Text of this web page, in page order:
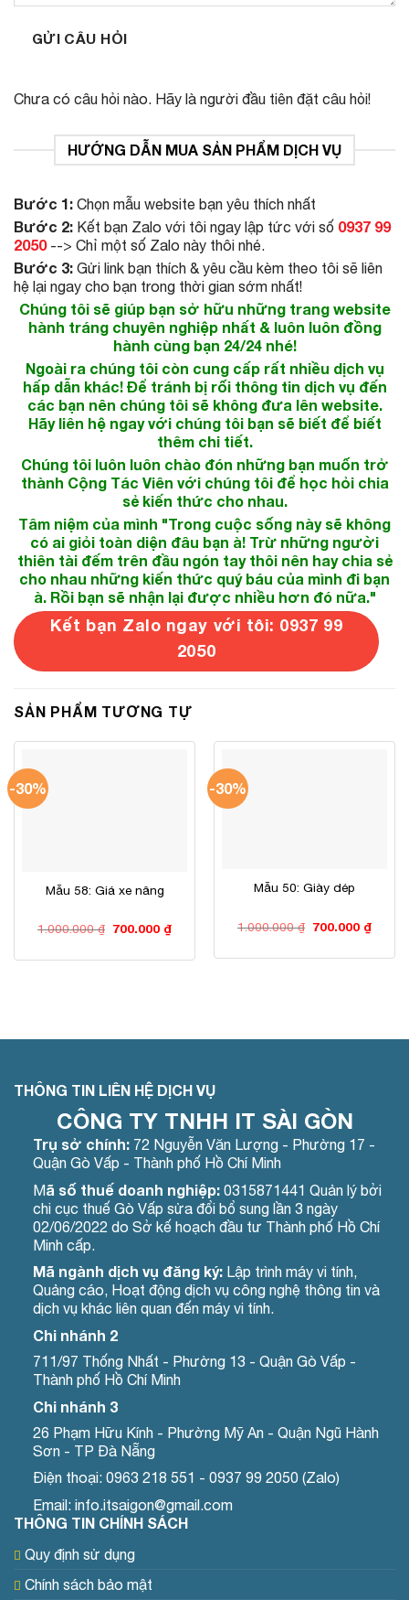
GỬI CÂU HỎI
Chưa có câu hỏi nào. Hãy là người đầu tiên đặt câu hỏi!
HƯỚNG DẪN MUA SẢN PHẨM DỊCH VỤ
Bước 1: Chọn mẫu website bạn yêu thích nhất
Bước 2: Kết bạn Zalo với tôi ngay lập tức với số 0937 99
2050--> Chỉ một số Zalo này thôi nhé.
Bước 3: Gửi link bạn thích & yêu cầu kèm theo tôi sẽ liên
hệ lại ngay cho bạn trong thời gian sớm nhất!
Chúng tôi sẽ giúp bạn sở hữu những trang website
hành tráng chuyên nghiệp nhất & luôn luôn đồng
hành cùng bạn 24/24 nhé!
Ngoài ra chúng tôi còn cung cấp rất nhiều dịch vụ
hấp dẫn khác! Để tránh bị rối thông tin dịch vụ đến
các bạn nên chúng tôi sẽ không đưa lên website.
Hãy liên hệ ngay với chúng tôi bạn sẽ biết để biết
thêm chi tiết.
Chúng tôi luôn luôn chào đón những bạn muốn trở
thành Cộng Tác Viên với chúng tôi để học hỏi chia
sẻ kiến thức cho nhau.
Tâm niệm của mình "Trong cuộc sống này sẽ không
có ai giỏi toàn diện đâu bạn à! Trừ những người
thiên tài đếm trên đầu ngón tay thôi nên hay chia sẻ
cho nhau những kiến thức quý báu của mình đi bạn
à. Rồi bạn sẽ nhận lại được nhiều hơn đó nữa."
Kết bạn Zalo ngay với tôi: 0937 99
2050
SẢN PHẨM TƯƠNG TỰ
-30%
Mẫu 58: Giá xe nâng
1.000.000₫ Giá
1.000.000 ₫.
700.000 ₫Giá
là:
-30%
Mẫu 50: Giày dép
1.000.000₫ Giá
1.000.000 ₫.
700.000 ₫Giá
là:
THÔNG TIN LIÊN HỆ DỊCH VỤ
CÔNG TY TNHH IT SÀI GÒN
Trụ sở chính:72 Nguyễn Văn Lượng - Phường 17 -
Quận Gò Vấp - Thành phố Hồ Chí Minh
Mã số thuế doanh nghiệp:0315871441 Quản lý bởi
chi cục thuế Gò Vấp sửa đổi bổ sung lần 3 ngày
02/06/2022 do Sở kế hoạch đầu tư Thành phố Hồ Chí
Minh cấp.
Mã ngành dịch vụ đăng ký:Lập trình máy vi tính,
Quảng cáo, Hoạt động dịch vụ công nghệ thông tin và
dịch vụ khác liên quan đến máy vi tính.
Chi nhánh 2
711/97 Thống Nhất - Phường 13 - Quận Gò Vấp -
Thành phố Hồ Chí Minh
Chi nhánh 3
26 Phạm Hữu Kính - Phường Mỹ An - Quận Ngũ Hành
Sơn - TP Đà Nẵng
Điện thoại: 0963 218 551 - 0937 99 2050 (Zalo)
Email: info.itsaigon@gmail.com
THÔNG TIN CHÍNH SÁCH
Quy định sử dụng
Chính sách bảo mật